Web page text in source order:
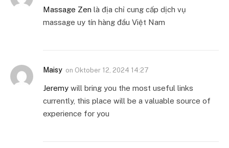
Massage Zen là địa chỉ cung cấp dịch vụ
massage uy tín hàng đầu Việt Nam
Maisy on Oktober 12, 2024 14:27
Jeremy will bring you the most useful links
currently, this place will be a valuable source of
experience for you